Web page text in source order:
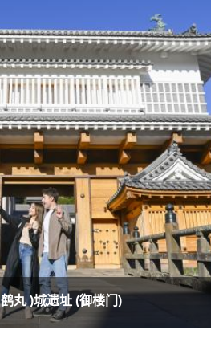
鹤丸 )城遗址 (御楼门)